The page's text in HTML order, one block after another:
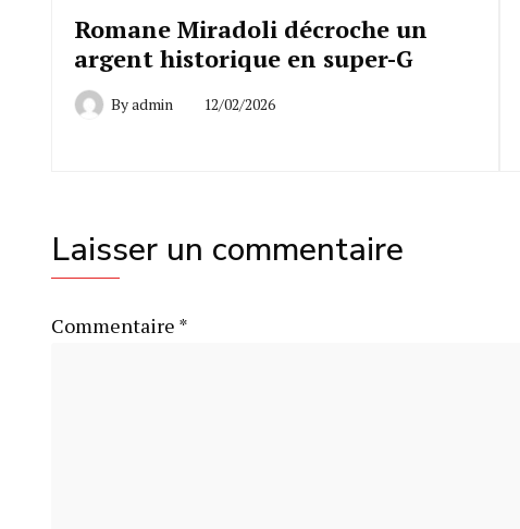
Romane Miradoli décroche un
argent historique en super-G
Byadmin 12/02/2026
Laisser un commentaire
Commentaire *